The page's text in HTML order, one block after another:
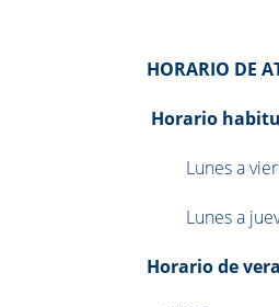
HORARIO DE
Horario
Lunes a
Lunes a
Horario de